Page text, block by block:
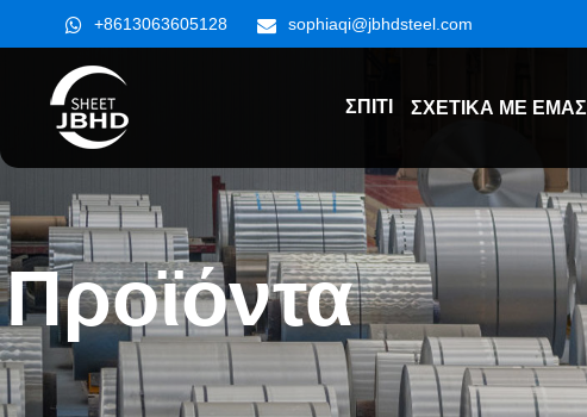
+8613063605128 sophiaqi@jbhdsteel.com
ΣΠΊΤΙ ΣΧΕΤΙΚΆ ΜΕ ΕΜΆΣ
Προϊόντα